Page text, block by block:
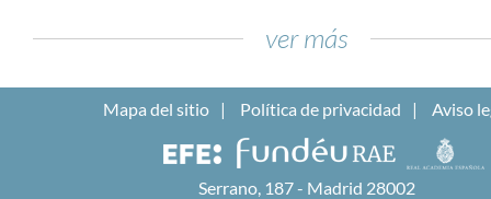
ver más
Mapa del sitio Política de privacidad Aviso
Serrano, 187 - Madrid 28002